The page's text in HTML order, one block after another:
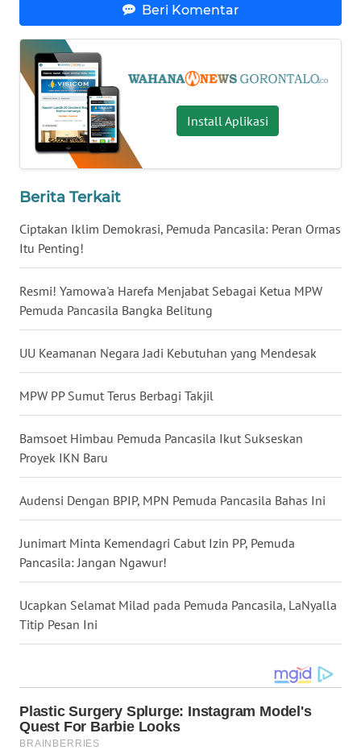
Beri Komentar
Install Aplikasi
Berita Terkait
Ciptakan Iklim Demokrasi, Pemuda Pancasila: Peran Ormas
Itu Penting!
Resmi! Yamowa'a Harefa Menjabat Sebagai Ketua MPW
Pemuda Pancasila Bangka Belitung
UU Keamanan Negara Jadi Kebutuhan yang Mendesak
MPW PP Sumut Terus Berbagi Takjil
Bamsoet Himbau Pemuda Pancasila Ikut Sukseskan
Proyek IKN Baru
Audensi Dengan BPIP, MPN Pemuda Pancasila Bahas Ini
Junimart Minta Kemendagri Cabut Izin PP, Pemuda
Pancasila: Jangan Ngawur!
Ucapkan Selamat Milad pada Pemuda Pancasila, LaNyalla
Titip Pesan Ini
WN
KALTARA
WN
KALSEL
WN
KALTIM
SULSEL
WN
GORONTALO
WN
MALUKU
WN
MALUT
WN
DAIRI
WN
DANAU
TOBA
WN
WN
LANGKAT